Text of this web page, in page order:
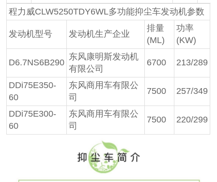
程力威CLW5250TDY6WL多功能抑尘车发动机参数
发动机型号 发动机生产企业
排量
(ML)
功率
(KW)
D6.7NS6B290
东风康明斯发动机
有限公司
6700 213/289
DDi75E350-
60
东风商用车有限公
司
7500 257/349
DDi75E300-
60
东风商用车有限公
司
7500 220/299